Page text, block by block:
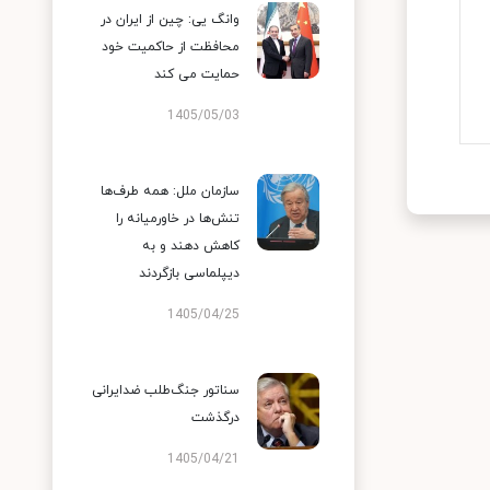
وانگ یی: چین از ایران در
محافظت از حاکمیت خود
حمایت می کند
1405/05/03
سازمان ملل: همه طرف‌ها
تنش‌ها در خاورمیانه را
کاهش دهند و به
دیپلماسی بازگردند
1405/04/25
سناتور جنگ‌طلب ضدایرانی
درگذشت
1405/04/21